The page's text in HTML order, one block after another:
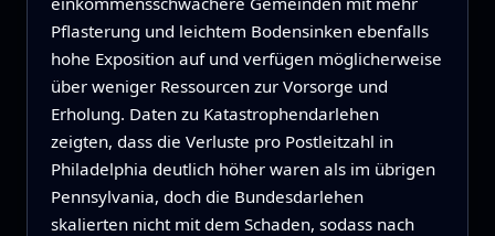
Pflasterung und leichtem Bodensinken ebenfalls
hohe Exposition auf und verfügen möglicherweise
über weniger Ressourcen zur Vorsorge und
Erholung. Daten zu Katastrophendarlehen
zeigten, dass die Verluste pro Postleitzahl in
Philadelphia deutlich höher waren als im übrigen
Pennsylvania, doch die Bundesdarlehen
skalierten nicht mit dem Schaden, sodass nach